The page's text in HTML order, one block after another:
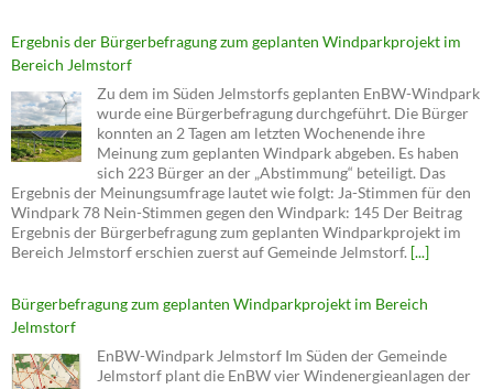
Ergebnis der Bürgerbefragung zum geplanten Windparkprojekt im
Bereich Jelmstorf
Zu dem im Süden Jelmstorfs geplanten EnBW-Windpark
wurde eine Bürgerbefragung durchgeführt. Die Bürger
konnten an 2 Tagen am letzten Wochenende ihre
Meinung zum geplanten Windpark abgeben. Es haben
sich 223 Bürger an der „Abstimmung“ beteiligt. Das
Ergebnis der Meinungsumfrage lautet wie folgt: Ja-Stimmen für den
Windpark 78 Nein-Stimmen gegen den Windpark: 145 Der Beitrag
Ergebnis der Bürgerbefragung zum geplanten Windparkprojekt im
Bereich Jelmstorf erschien zuerst auf Gemeinde Jelmstorf. [...]
Bürgerbefragung zum geplanten Windparkprojekt im Bereich
Jelmstorf
EnBW-Windpark Jelmstorf Im Süden der Gemeinde
Jelmstorf plant die EnBW vier Windenergieanlagen der